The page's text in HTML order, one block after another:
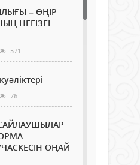
– ӨҢІР
НЕГІЗГІ
571
76
ОҢАЙ